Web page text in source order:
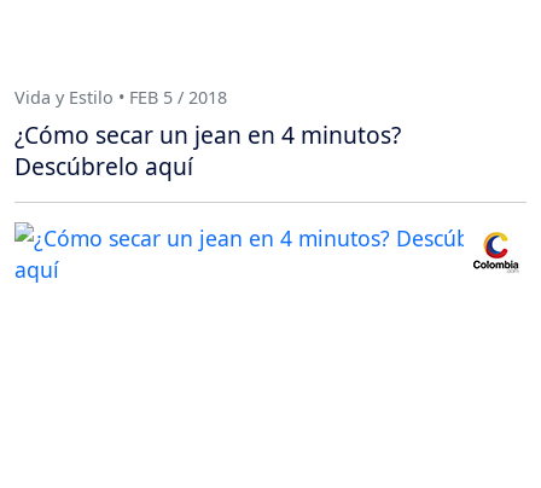
Vida y Estilo • FEB 5 / 2018
¿Cómo secar un jean en 4 minutos?
Descúbrelo aquí